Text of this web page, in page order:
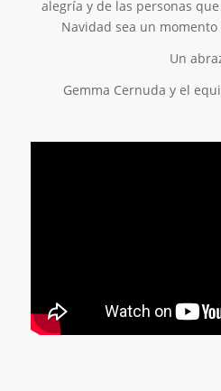
alegría y de las personas
Navidad sea un
Un
Gemma Cernuda y el